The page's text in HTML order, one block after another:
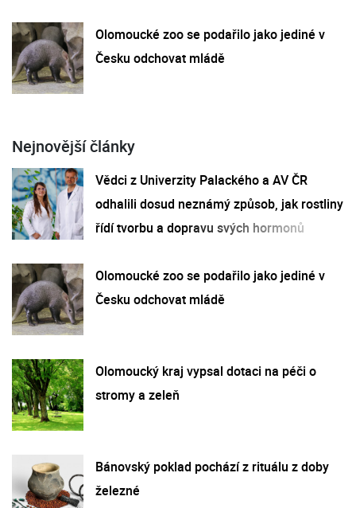
Olomoucké zoo se podařilo jako jediné v
Česku odchovat mládě
Nejnovější články
Vědci z Univerzity Palackého a AV ČR
odhalili dosud neznámý způsob, jak rostliny
řídí tvorbu a dopravu svých hormonů
Olomoucké zoo se podařilo jako jediné v
Česku odchovat mládě
Olomoucký kraj vypsal dotaci na péči o
stromy a zeleň
Bánovský poklad pochází z rituálu z doby
železné